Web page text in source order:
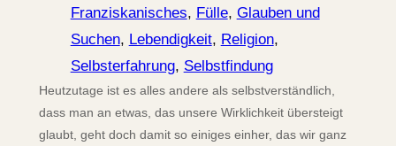
Franziskanisches, Fülle, Glauben und
Suchen, Lebendigkeit, Religion
Selbsterfahrung, Selbstfindung
Heutzutage ist es alles andere als selbstverständlich,
dass man an etwas, das unsere Wirklichkeit übersteigt
glaubt, geht doch damit so einiges einher, das wir ganz